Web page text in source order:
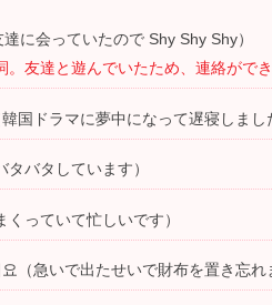
に会っていたので Shy Shy Shy）
友達と遊んでいたため、連絡がで
国ドラマに夢中になって遅寝しまし
バタしています）
っていて忙しいです）
（急いで出たせいで財布を置き忘れ